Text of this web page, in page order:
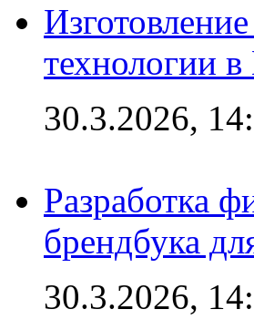
технологии
30.3.2026,
Разработка
брендбука
30.3.2026,